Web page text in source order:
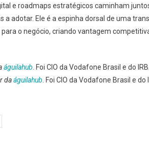
e roadmaps estratégicos caminham
a adotar. Ele é a espinha dorsal de uma
o negócio, criando vantagem
águilahub . Foi CIO da Vodafone Brasil e do
daáguilahub . Foi CIO da Vodafone Brasil e